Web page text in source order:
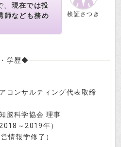
検証さつき
現在では投
師なども務め
学歴◆
コンサルティング代表取締
脳科学協会 理事
～2019年）
情報学修了）